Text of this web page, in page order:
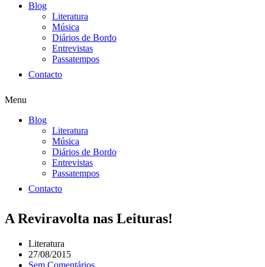
Blog
Literatura
Música
Diários de Bordo
Entrevistas
Passatempos
Contacto
Menu
Blog
Literatura
Música
Diários de Bordo
Entrevistas
Passatempos
Contacto
A Reviravolta nas Leituras!
Literatura
27/08/2015